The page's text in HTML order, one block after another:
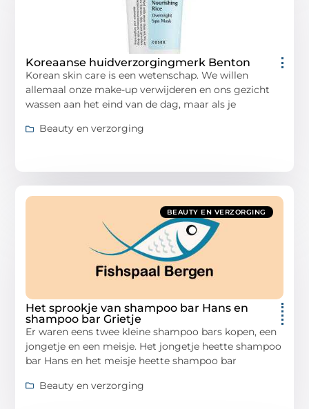
Koreaanse huidverzorgingmerk Benton
Korean skin care is een wetenschap. We willen
allemaal onze make-up verwijderen en ons gezicht
wassen aan het eind van de dag, maar als je
Beauty en verzorging
BEAUTY EN VERZORGING
Het sprookje van shampoo bar Hans en
shampoo bar Grietje
Er waren eens twee kleine shampoo bars kopen, een
jongetje en een meisje. Het jongetje heette shampoo
bar Hans en het meisje heette shampoo bar
Beauty en verzorging